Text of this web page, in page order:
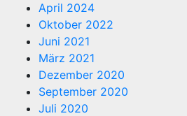
April 2024
Oktober 2022
Juni 2021
März 2021
Dezember 2020
September 2020
Juli 2020